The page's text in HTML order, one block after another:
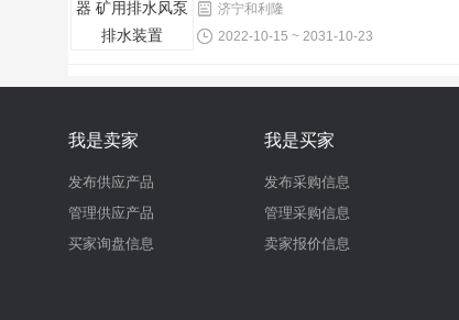
济宁和利隆
2022-10-15 ~ 2031-10-23
我是卖家
发布供应产品
管理供应产品
买家询盘信息
我是买家
发布采购信息
管理采购信息
卖家报价信息